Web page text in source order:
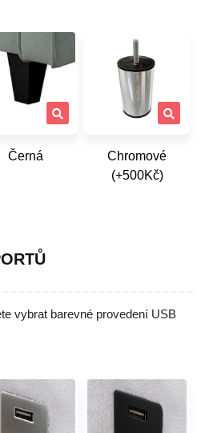
Černá
Chromové
(+500Kč)
vybrat barevné provedení USB